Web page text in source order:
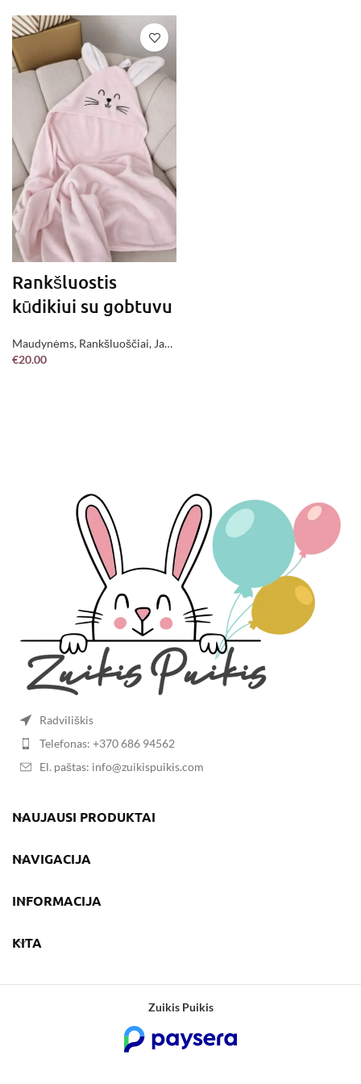
Rankšluostis
kūdikiui su gobtuvu
Maudynėms, Rankšluoščiai, Jau
pagaminta !
€20.00
Radviliškis
Telefonas: +370 686 94562
El. paštas: info@zuikispuikis.com
NAUJAUSI PRODUKTAI
NAVIGACIJA
INFORMACIJA
KITA
Zuikis Puikis